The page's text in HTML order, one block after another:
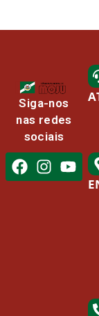
Siga-nos
nas redes
sociais